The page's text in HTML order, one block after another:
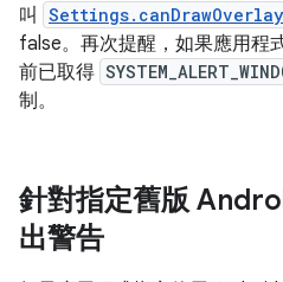
叫
false。再次提醒，如果應用程
前已取得
制。
針對指定舊版
出警告